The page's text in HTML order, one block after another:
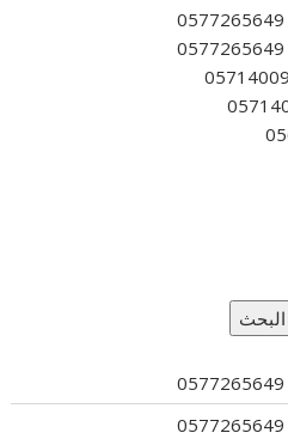
البحث